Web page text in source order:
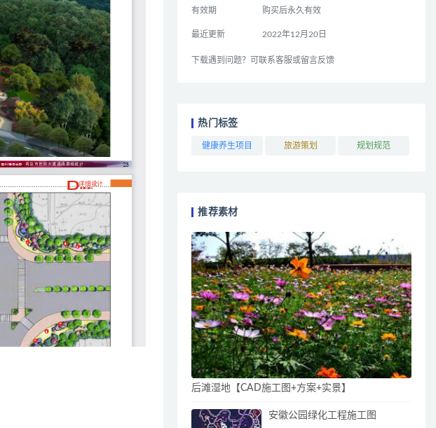
有效期 购买后永久有效
最近更新 2022年12月20日
下载遇到问题？可联系客服或留言反馈
热门标签
健康养生项目 旅游策划 规划规范
推荐素材
后滩湿地【CAD施工图+方案+实景】
安徽公园绿化工程施工图